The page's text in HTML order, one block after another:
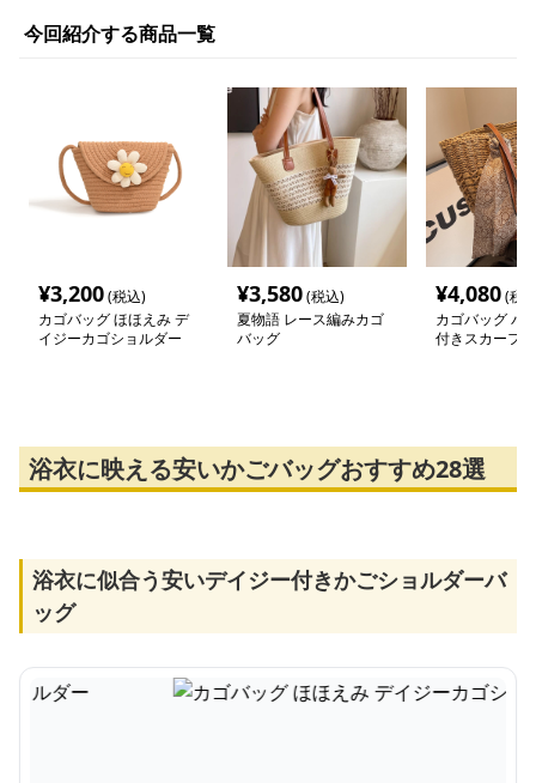
今回紹介する商品一覧
¥3,200(税込)
カゴバッグ ほほえみ デ
イジーカゴショルダー
¥3,580(税込)
夏物語 レース編みカゴ
バッグ
¥4,080(税
カゴバッグ パ
付きスカーフ
浴衣に映える安いかごバッグおすすめ28選
浴衣に似合う安いデイジー付きかごショルダーバ
ッグ